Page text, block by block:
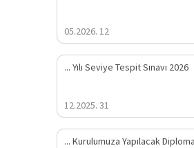
12 .05.2026
2026 Yılı Seviye Tespit Sınavı ...
31 .12.2025
Kurulumuza Yapılacak Diploma ...